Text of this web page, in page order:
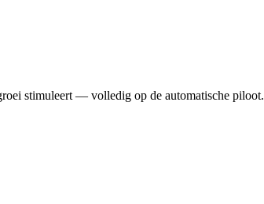
stimuleert — volledig op de automatische piloot.